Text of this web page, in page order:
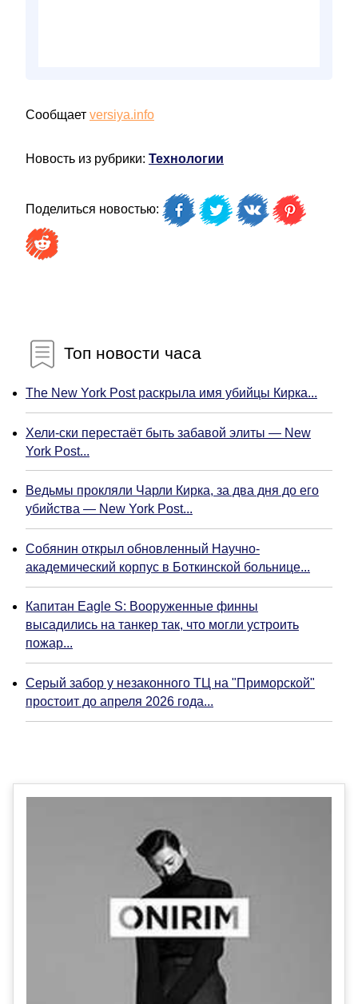
Сообщает versiya.info
Новость из рубрики: Технологии
Поделиться новостью:
Топ новости часа
The New York Post раскрыла имя убийцы Кирка...
Хели-ски перестаёт быть забавой элиты — New
York Post...
Ведьмы прокляли Чарли Кирка, за два дня до его
убийства — New York Post...
Собянин открыл обновленный Научно-
академический корпус в Боткинской больнице...
Капитан Eagle S: Вооруженные финны
высадились на танкер так, что могли устроить
пожар...
Серый забор у незаконного ТЦ на "Приморской"
простоит до апреля 2026 года...